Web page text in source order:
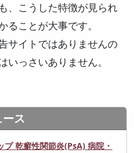
、こうした特徴が見られ
ることが大事です。
サイトではありませんの
いっさいありません。
ス
プ 乾癬性関節炎(PsA) 病院・